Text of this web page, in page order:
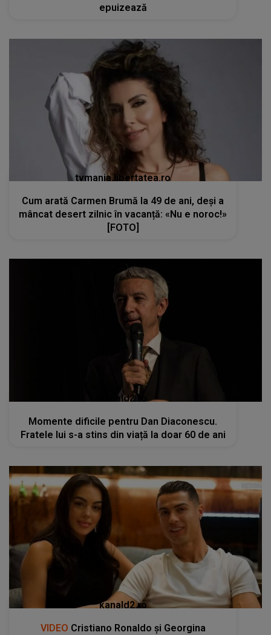
epuizează
tvmania.libertatea.ro
Cum arată Carmen Brumă la 49 de ani, deși a
mâncat desert zilnic în vacanță: «Nu e noroc!»
[FOTO]
kanald2.ro
Momente dificile pentru Dan Diaconescu.
Fratele lui s-a stins din viață la doar 60 de ani
kanald2.ro
VIDEO Cristiano Ronaldo și Georgina